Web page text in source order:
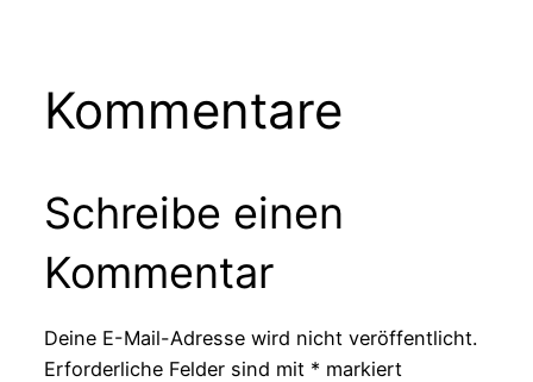
Kommentare
Schreibe einen
Kommentar
Deine E-Mail-Adresse wird nicht veröffentlicht.
Erforderliche Felder sind mit * markiert